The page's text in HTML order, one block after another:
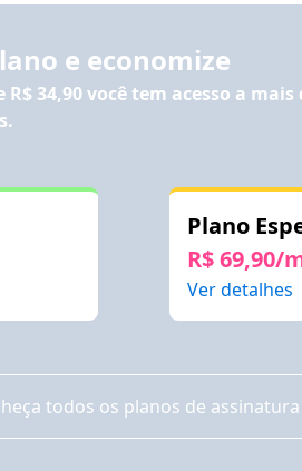
e economize
R$ 34,90você tem acesso a mais
Plano
R$ 69,90/
Ver detalhes
todos os planos de assinatura